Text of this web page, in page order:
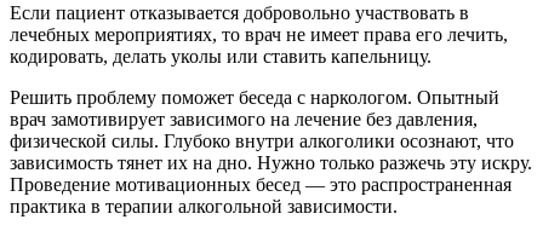
Если пациент отказывается добровольно участвовать в
лечебных мероприятиях, то врач не имеет права его лечить,
кодировать, делать уколы или ставить капельницу.
Решить проблему поможет беседа с наркологом. Опытный
врач замотивирует зависимого на лечение без давления,
физической силы. Глубоко внутри алкоголики осознают, что
зависимость тянет их на дно. Нужно только разжечь эту искру.
Проведение мотивационных бесед — это распространенная
практика в терапии алкогольной зависимости.